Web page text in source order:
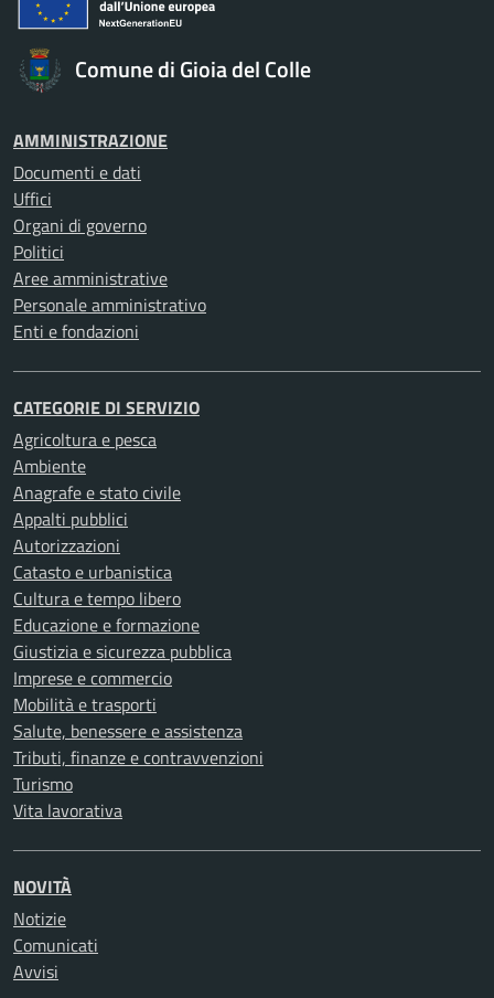
Comune di Gioia del Colle
AMMINISTRAZIONE
Documenti e dati
Uffici
Organi di governo
Politici
Aree amministrative
Personale amministrativo
Enti e fondazioni
CATEGORIE DI SERVIZIO
Agricoltura e pesca
Ambiente
Anagrafe e stato civile
Appalti pubblici
Autorizzazioni
Catasto e urbanistica
Cultura e tempo libero
Educazione e formazione
Giustizia e sicurezza pubblica
Imprese e commercio
Mobilità e trasporti
Salute, benessere e assistenza
Tributi, finanze e contravvenzioni
Turismo
Vita lavorativa
NOVITÀ
Notizie
Comunicati
Avvisi